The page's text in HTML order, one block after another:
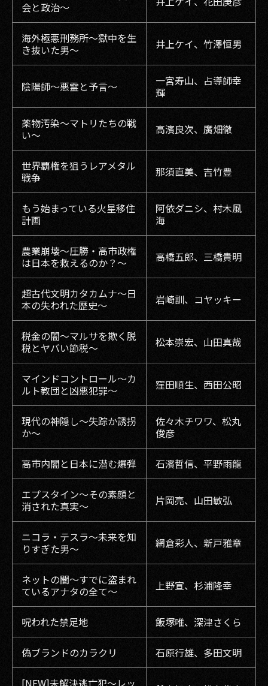
会と政治〜
海外極悪刑務所〜獄中を生
き抜いた男〜
井上ケイ、竹澤恒男
陰陽師〜悪霊と予言〜
一宮寿山、占導師幸
輝
薬物汚染〜マトリたちの戦
い〜
高濱良次、廣畑徹
世界覇権を狙うレアメタル
戦争
那須直美、吉竹豊
もう始まっている火星移住
計画
阿依ダニシ、村木風
海
農業崩壊〜圧勝・高市政権
は日本を救えるのか？〜
高橋五郎、三橋貴明
超古代文明カタカムナ〜日
本の失われた歴史〜
岩崎訓、コヤッキー
税金の闇〜マルサを欺く脱
税とヤバい節税〜
松本崇宏、山田真哉
マインドコントロール〜カ
ルト教団と凶悪犯罪〜
窪田順生、西田公昭
現代の神隠し〜失踪か誘拐
か〜
佐々木チワワ、松丸
俊彦
高市内閣と日本に潜む爆弾 石濱哲信、平野雨龍
エプスタイン〜その素顔と
消された真実〜
片岡亮、山田敏弘
ニコラ・テスラ〜未来を知
りすぎた男〜
網倉彩人、新戸雅章
ネットの闇〜すでに盗まれ
ているアナタの全て〜
上野宣、杉浦隆幸
呪われた禁足地 飯塚唯、深津さくら
偽ブランドのカラクリ 石原行雄、多田文明
[NEW]未解決逃亡犯〜レッ